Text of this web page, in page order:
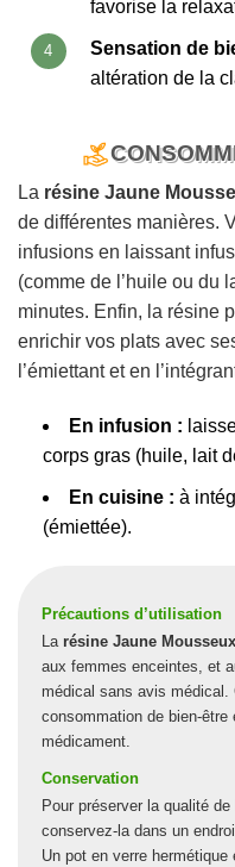
favorise la
Sensation de
altération de la
La résine Jaune
de différentes manières.
infusions en laissant
(comme de l’huile ou du
minutes. Enfin, la résine
enrichir vos plats avec
l’émiettant et en
En infusion :
corps gras (huile, lait
En cuisine : à
(émiettée).
Précautions d’utilisation
La résine Jaune
aux femmes enceintes, et
médical sans avis
consommation de bien-
médicament.
Conservation
Pour préserver la qualité de
conservez-la dans un
Un pot en verre